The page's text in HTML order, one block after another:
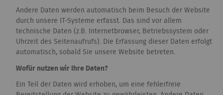
Andere Daten werden automatisch beim Besuch der Website
durch unsere IT-Systeme erfasst. Das sind vor allem
technische Daten (z.B. Internetbrowser, Betriebssystem oder
Uhrzeit des Seitenaufrufs). Die Erfassung dieser Daten erfolgt
automatisch, sobald Sie unsere Website betreten.
Wofür nutzen wir Ihre Daten?
Ein Teil der Daten wird erhoben, um eine fehlerfreie